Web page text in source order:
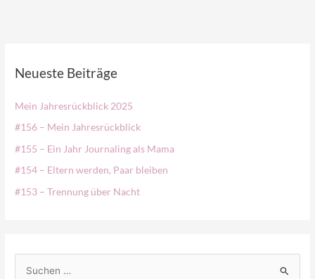
Neueste Beiträge
Mein Jahresrückblick 2025
#156 – Mein Jahresrückblick
#155 – Ein Jahr Journaling als Mama
#154 – Eltern werden, Paar bleiben
#153 – Trennung über Nacht